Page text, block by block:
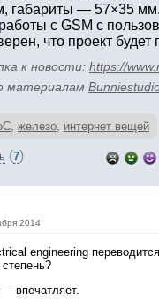
габариты — 57×35
с GSM с
что проект
к новости: https://
материалам
, железо, интернет вещей
(7)
2014
engineering
впечатляет.